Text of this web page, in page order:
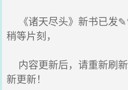
《诸天尽头》新书已发
稍等片刻，
内容更新后，请重新刷
新更新！